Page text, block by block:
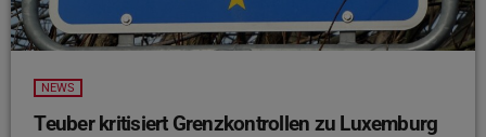
NEWS
Teuber kritisiert Grenzkontrollen zu Luxemburg